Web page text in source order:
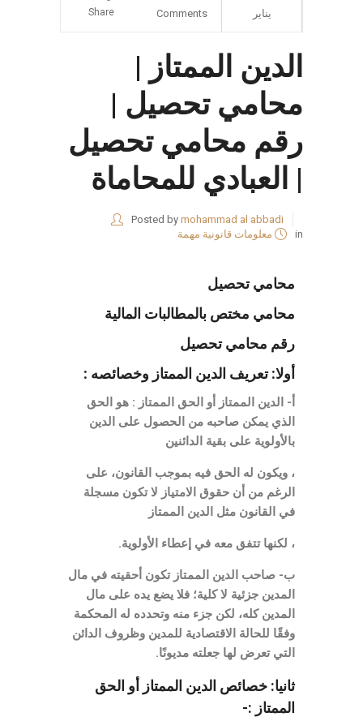
يناير Comments
Share
الدين الممتاز |
محامي تحصيل |
رقم محامي تحصيل
| العبادي للمحاماة
Posted by mohammad al abbadi
in
معلومات قانونية مهمة
محامي تحصيل
محامي مختص بالمطالبات المالية
رقم محامي تحصيل
أولا: تعريف الدين الممتاز وخصائصه :
أ- الدين الممتاز أو الحق الممتاز : هو الحق
الذي يمكن صاحبه من الحصول على الدين
بالأولوية على بقية الدائنين
، ويكون له الحق فيه بموجب القانون، على
الرغم من أن حقوق الامتياز لا تكون مسجلة
في القانون مثل الدين الممتاز
، لكنها تتفق معه في إعطاء الأولوية.
ب- صاحب الدين الممتاز تكون أحقيته في مال
المدين جزئية لا كلية؛ فلا يضع يده على مال
المدين كله، لكن جزء منه وتحدده له المحكمة
وفقًا للحالة الاقتصادية للمدين وظروف الدائن
التي تعرض لها جعلته مديونًا.
ثانيا: خصائص الدين الممتاز أو الحق
الممتاز :-